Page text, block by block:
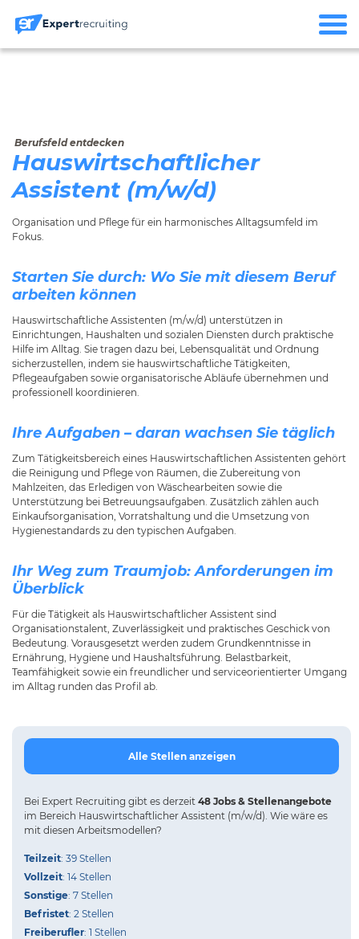
Berufsfeld entdecken
Hauswirtschaftlicher
Assistent (m/w/d)
Organisation und Pflege für ein harmonisches Alltagsumfeld im
Fokus.
Starten Sie durch: Wo Sie mit diesem Beruf
arbeiten können
Hauswirtschaftliche Assistenten (m/w/d) unterstützen in
Einrichtungen, Haushalten und sozialen Diensten durch praktische
Hilfe im Alltag. Sie tragen dazu bei, Lebensqualität und Ordnung
sicherzustellen, indem sie hauswirtschaftliche Tätigkeiten,
Pflegeaufgaben sowie organisatorische Abläufe übernehmen und
professionell koordinieren.
Ihre Aufgaben – daran wachsen Sie täglich
Zum Tätigkeitsbereich eines Hauswirtschaftlichen Assistenten gehört
die Reinigung und Pflege von Räumen, die Zubereitung von
Mahlzeiten, das Erledigen von Wäschearbeiten sowie die
Unterstützung bei Betreuungsaufgaben. Zusätzlich zählen auch
Einkaufsorganisation, Vorratshaltung und die Umsetzung von
Hygienestandards zu den typischen Aufgaben.
Ihr Weg zum Traumjob: Anforderungen im
Überblick
Für die Tätigkeit als Hauswirtschaftlicher Assistent sind
Organisationstalent, Zuverlässigkeit und praktisches Geschick von
Bedeutung. Vorausgesetzt werden zudem Grundkenntnisse in
Ernährung, Hygiene und Haushaltsführung. Belastbarkeit,
Teamfähigkeit sowie ein freundlicher und serviceorientierter Umgang
im Alltag runden das Profil ab.
Alle Stellen anzeigen
Bei Expert Recruiting gibt es derzeit 48 Jobs & Stellenangebote
im Bereich Hauswirtschaftlicher Assistent (m/w/d). Wie wäre es
mit diesen Arbeitsmodellen?
Teilzeit: 39 Stellen
Vollzeit: 14 Stellen
Sonstige: 7 Stellen
Befristet: 2 Stellen
Freiberufler: 1 Stellen